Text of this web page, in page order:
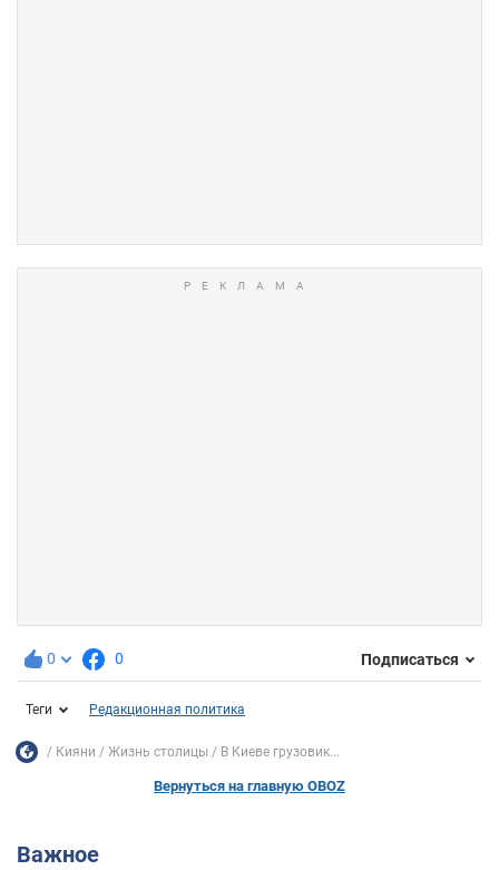
0 0 Подписаться
Теги Редакционная политика
Кияни Жизнь столицы В Киеве грузовик...
Вернуться на главную OBOZ
Важное